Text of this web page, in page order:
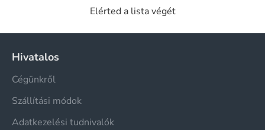
Elérted a lista végét
Hivatalos
Cégünkről
Szállítási módok
Adatkezelési tudnivalók